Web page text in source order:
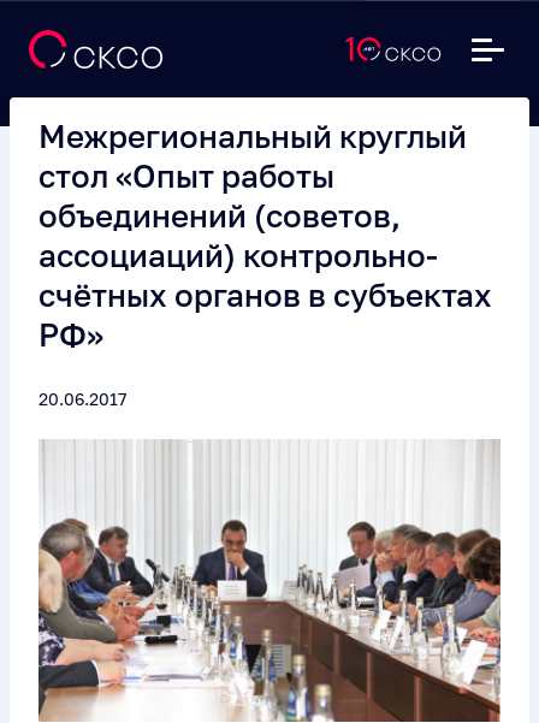
Межрегиональный круглый
стол «Опыт работы
объединений (советов,
ассоциаций) контрольно-
счётных органов в субъектах
РФ»
20.06.2017